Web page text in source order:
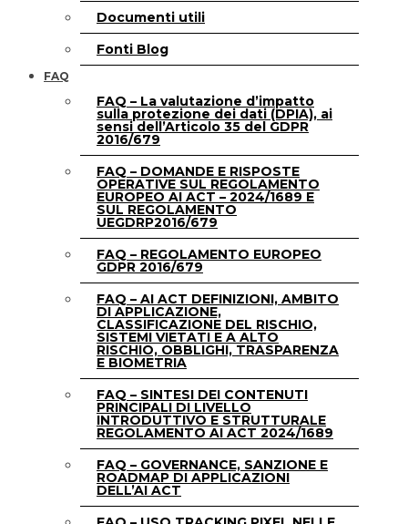
Documenti utili
Fonti Blog
FAQ
FAQ – La valutazione d’impatto
sulla protezione dei dati (DPIA), ai
sensi dell’Articolo 35 del GDPR
2016/679
FAQ – DOMANDE E RISPOSTE
OPERATIVE SUL REGOLAMENTO
EUROPEO AI ACT – 2024/1689 E
SUL REGOLAMENTO
UEGDRP2016/679
FAQ – REGOLAMENTO EUROPEO
GDPR 2016/679
FAQ – AI ACT DEFINIZIONI, AMBITO
DI APPLICAZIONE,
CLASSIFICAZIONE DEL RISCHIO,
SISTEMI VIETATI E A ALTO
RISCHIO, OBBLIGHI, TRASPARENZA
E BIOMETRIA
FAQ – SINTESI DEI CONTENUTI
PRINCIPALI DI LIVELLO
INTRODUTTIVO E STRUTTURALE
REGOLAMENTO AI ACT 2024/1689
FAQ – GOVERNANCE, SANZIONE E
ROADMAP DI APPLICAZIONI
DELL’AI ACT